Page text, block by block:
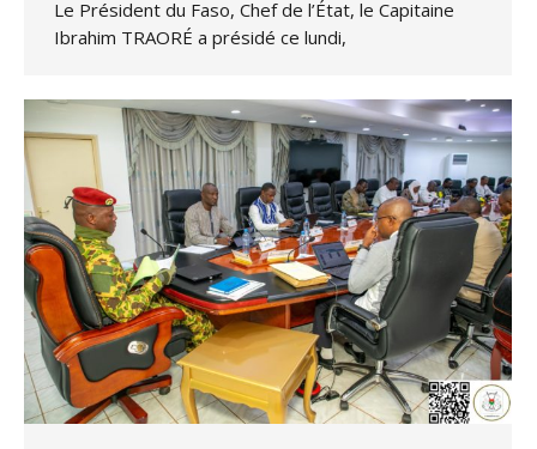
Le Président du Faso, Chef de l’État, le Capitaine
Ibrahim TRAORÉ a présidé ce lundi,